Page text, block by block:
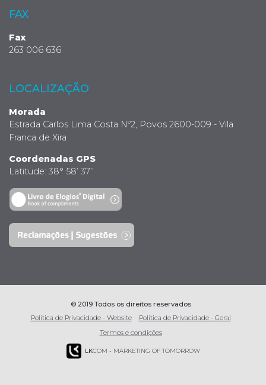
FAX
Fax
263 006 636
LOCALIZAÇÃO
Morada
Estrada Carlos Lima Costa Nº2, Povos 2600-009 - Vila
Franca de Xira
Coordenadas GPS
Latitude: 38° 58’ 37’’
© 2019 Todos os direitos reservados
Política de Privacidade - Website
Política de Privacidade - Geral
Termos e condições
LKCOM - MARKETING OF TOMORROW